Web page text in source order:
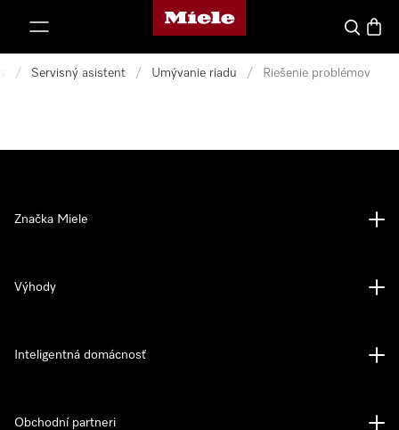
Domovská stránka spoločnosti Miele
Hľadať
/ Servisný asistent / Umývanie riadu / Riešenie problémov
Značka Miele
Výhody
Inteligentná domácnosť
Obchodní partneri